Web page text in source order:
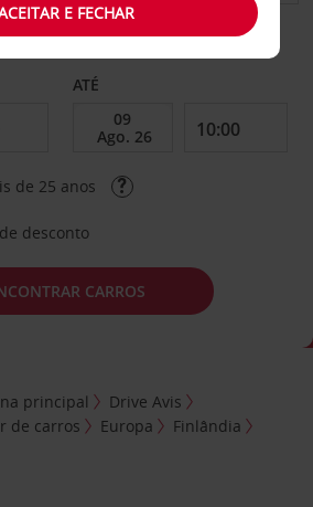
de devolução diferente
ATÉ
de 25 anos
desconto
CARROS
principal
Drive Avis
de carros
Europa
Finlândia
E FECHAR